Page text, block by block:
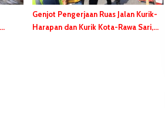
Genjot Pengerjaan Ruas Jalan Kurik-
Harapan dan Kurik Kota-Rawa Sari,
Wana Sanjaya, ABK yang Jatuh dari
Kapal Ditemukan Dalam Kondisi